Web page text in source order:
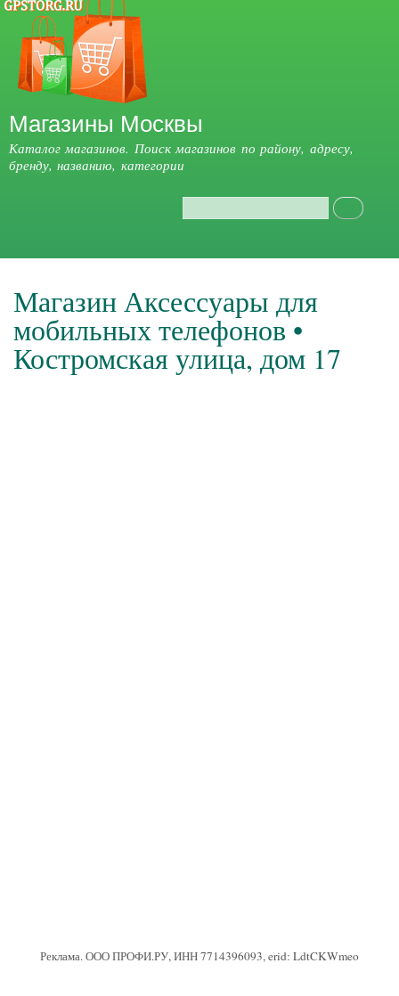
Перейти к
основному
содержанию
Магазины Москвы
Каталог магазинов. Поиск магазинов по району, адресу,
бренду, названию, категории
Магазин Аксессуары для
мобильных телефонов •
Костромская улица, дом 17
Реклама. ООО ПРОФИ.РУ, ИНН 7714396093, erid: LdtCKWmeo